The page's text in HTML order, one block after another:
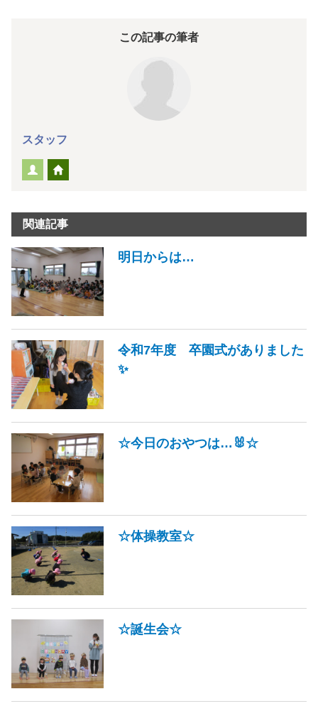
この記事の筆者
スタッフ
関連記事
明日からは…
令和7年度 卒園式がありました
✨
☆今日のおやつは…🐰☆
☆体操教室☆
☆誕生会☆